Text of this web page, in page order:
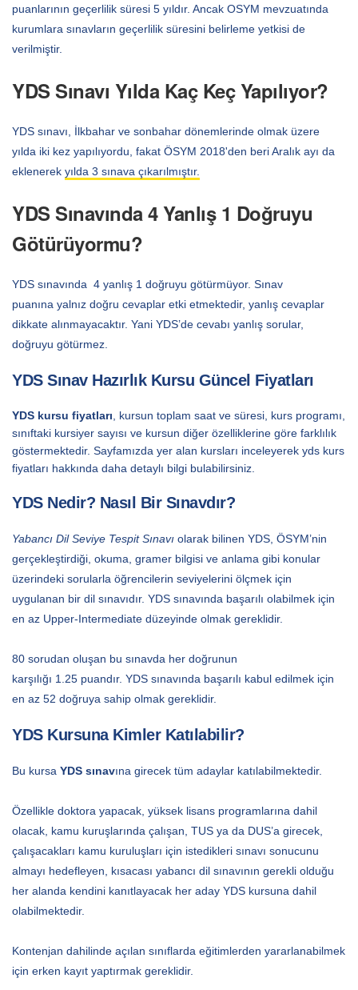
puanlarının geçerlilik süresi 5 yıldır. Ancak OSYM mevzuatında
kurumlara sınavların geçerlilik süresini belirleme yetkisi de
verilmiştir.
YDS Sınavı Yılda Kaç Keç Yapılıyor?
YDS sınavı, İlkbahar ve sonbahar dönemlerinde olmak üzere
yılda iki kez yapılıyordu, fakat ÖSYM 2018'den beri Aralık ayı da
eklenerek yılda 3 sınava çıkarılmıştır.
YDS Sınavında 4 Yanlış 1 Doğruyu
Götürüyormu?
YDS sınavında 4 yanlış 1 doğruyu götürmüyor. Sınav
puanına yalnız doğru cevaplar etki etmektedir, yanlış cevaplar
dikkate alınmayacaktır. Yani YDS’de cevabı yanlış sorular,
doğruyu götürmez.
YDS Sınav Hazırlık Kursu Güncel Fiyatları
YDS kursu fiyatları , kursun toplam saat ve süresi, kurs programı,
sınıftaki kursiyer sayısı ve kursun diğer özelliklerine göre farklılık
göstermektedir. Sayfamızda yer alan kursları inceleyerek yds kurs
fiyatları hakkında daha detaylı bilgi bulabilirsiniz.
YDS Nedir? Nasıl Bir Sınavdır?
Yabancı Dil Seviye Tespit Sınavı olarak bilinen YDS, ÖSYM’nin
gerçekleştirdiği, okuma, gramer bilgisi ve anlama gibi konular
üzerindeki sorularla öğrencilerin seviyelerini ölçmek için
uygulanan bir dil sınavıdır. YDS sınavında başarılı olabilmek için
en az Upper-Intermediate düzeyinde olmak gereklidir.
80 sorudan oluşan bu sınavda her doğrunun
karşılığı 1.25 puandır. YDS sınavında başarılı kabul edilmek için
en az 52 doğruya sahip olmak gereklidir.
YDS Kursuna Kimler Katılabilir?
Bu kursa YDS sınavına girecek tüm adaylar katılabilmektedir.
Özellikle doktora yapacak, yüksek lisans programlarına dahil
olacak, kamu kuruşlarında çalışan, TUS ya da DUS’a girecek,
çalışacakları kamu kuruluşları için istedikleri sınavı sonucunu
almayı hedefleyen, kısacası yabancı dil sınavının gerekli olduğu
her alanda kendini kanıtlayacak her aday YDS kursuna dahil
olabilmektedir.
Kontenjan dahilinde açılan sınıflarda eğitimlerden yararlanabilmek
için erken kayıt yaptırmak gereklidir.